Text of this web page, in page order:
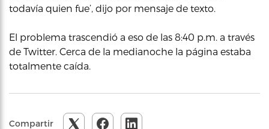
todavía quien fue’, dijo por mensaje de texto.
El problema trascendió a eso de las 8:40 p.m. a través
de Twitter. Cerca de la medianoche la página estaba
totalmente caída.
Compartir